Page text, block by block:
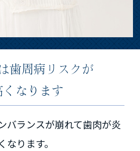
歯周病リスクが
くなります
バランスが崩れて歯肉が炎
ります。